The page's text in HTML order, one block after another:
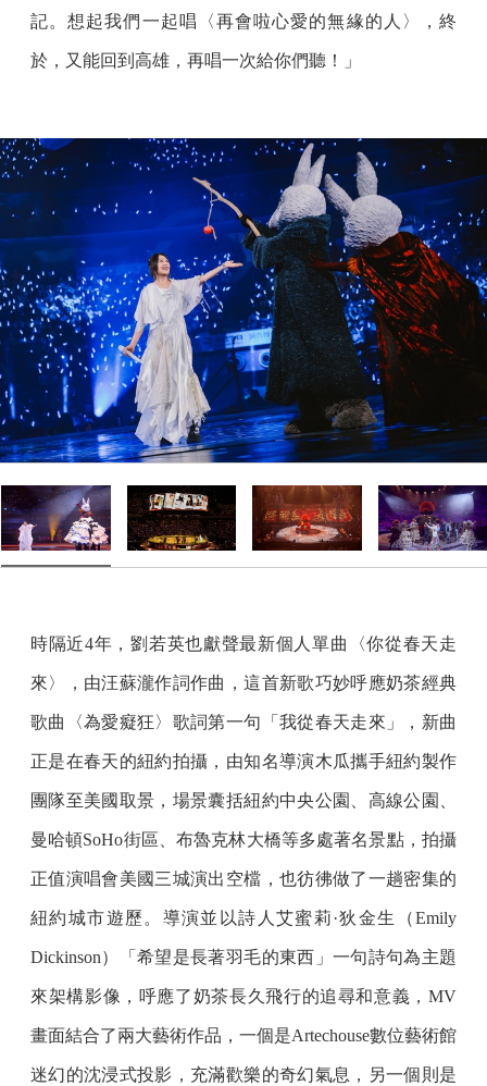
記。想起我們一起唱〈再會啦心愛的無緣的人〉，終
於，又能回到高雄，再唱一次給你們聽！」
時隔近4年，劉若英也獻聲最新個人單曲〈你從春天走
來〉，由汪蘇瀧作詞作曲，這首新歌巧妙呼應奶茶經典
歌曲〈為愛癡狂〉歌詞第一句「我從春天走來」，新曲
正是在春天的紐約拍攝，由知名導演木瓜攜手紐約製作
團隊至美國取景，場景囊括紐約中央公園、高線公園、
曼哈頓SoHo街區、布魯克林大橋等多處著名景點，拍攝
正值演唱會美國三城演出空檔，也彷彿做了一趟密集的
紐約城市遊歷。導演並以詩人艾蜜莉·狄金生（Emily
Dickinson）「希望是長著羽毛的東西」一句詩句為主題
來架構影像，呼應了奶茶長久飛行的追尋和意義，MV
畫面結合了兩大藝術作品，一個是Artechouse數位藝術館
迷幻的沈浸式投影，充滿歡樂的奇幻氣息，另一個則是